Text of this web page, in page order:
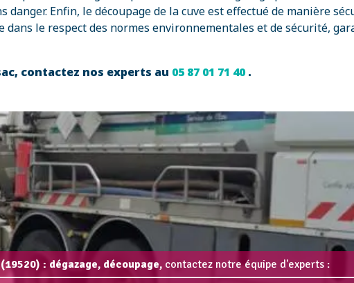
Enfin, le découpage de la cuve est effectué de manière
dans le respect des normes environnementales et de sécurité,
contactez nos experts au 05 87 01 71 40.
: dégazage, découpage, contactez notre équipe d'experts :